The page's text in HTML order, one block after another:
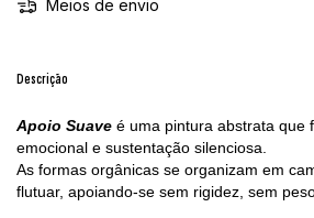
Meios de envio
Descrição
Apoio Suave é uma pintura abstrata que
emocional e sustentação silenciosa.
As formas orgânicas se organizam em
flutuar, apoiando-se sem rigidez, sem